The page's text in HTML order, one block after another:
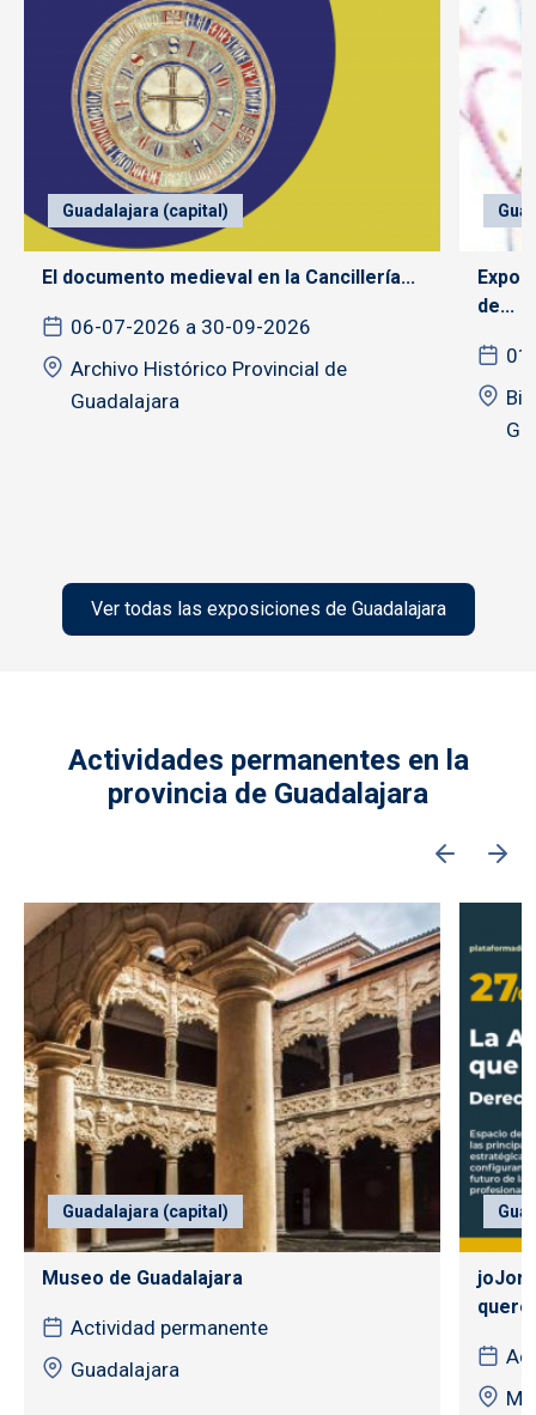
Guadalajara (capital)
El documento medieval en la Cancillería...
06-07-2026 a 30-09-2026
Archivo Histórico Provincial de
Guadalajara
de...
Ver todas las exposiciones de Guadalajara
Actividades permanentes en la
provincia de Guadalajara
Guadalajara (capital)
Museo de Guadalajara
Actividad permanente
Guadalajara